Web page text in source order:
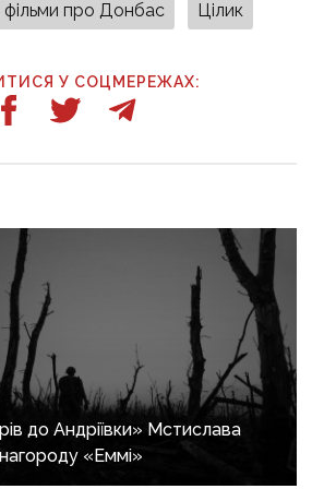
фільми про Донбас Цілик
У СОЦМЕРЕЖАХ:
до Андріївки» Мстислава
«Еммі»